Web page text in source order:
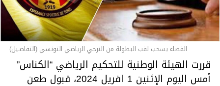
القضاء يسحب لقب البطولة من الترجي الرياضي التونسي (التفاصـيل)
قررت الهيئة الوطنية للتحكيم الرياضي “الكناس”
أمس اليوم الإثنين 1 افريل 2024، قبول طعن